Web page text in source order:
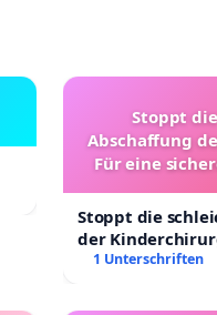
Stoppt
Abschaffung
Für eine
Stoppt die
der
sichere
1 Unterschriften